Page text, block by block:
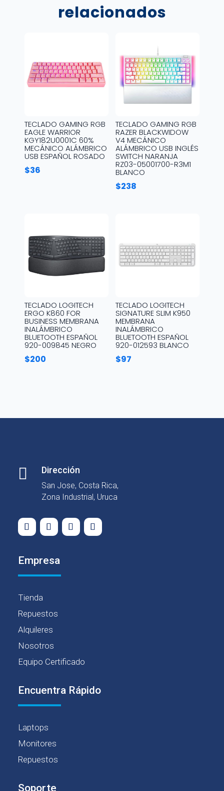
relacionados
TECLADO GAMING RGB
EAGLE WARRIOR
KGY182U0001C 60%
MECÁNICO ALÁMBRICO
USB ESPAÑOL ROSADO
$36
TECLADO GAMING RGB
RAZER BLACKWIDOW
V4 MECÁNICO
ALÁMBRICO USB INGLÉS
SWITCH NARANJA
RZ03-05001700-R3M1
BLANCO
$238
TECLADO LOGITECH
ERGO K860 FOR
BUSINESS MEMBRANA
INALÁMBRICO
BLUETOOTH ESPAÑOL
920-009845 NEGRO
$200
TECLADO LOGITECH
SIGNATURE SLIM K950
MEMBRANA
INALÁMBRICO
BLUETOOTH ESPAÑOL
920-012593 BLANCO
$97
 Dirección
San Jose, Costa Rica,
Zona Industrial, Uruca
Empresa
Tienda
Repuestos
Alquileres
Nosotros
Equipo Certificado
Encuentra Rápido
Laptops
Monitores
Repuestos
Soporte